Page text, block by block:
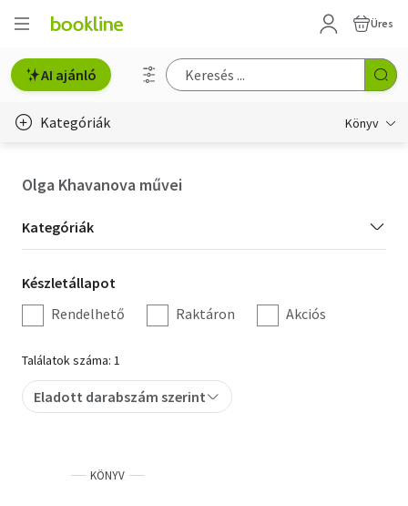
Üres
AI ajánló
Kategóriák Könyv
Hobbi, szabadidő
Irodalom
Művészet
Szakkönyv
Tankönyv, segédkönyv
Olga Khavanova művei
Kategória
szűrés
Kategóriák
Készletállapot
szűrés
Készletállapot
Rendelhető
Raktáron Akciós
Találatok száma: 1
Eladott darabszám szerint
KÖNYV